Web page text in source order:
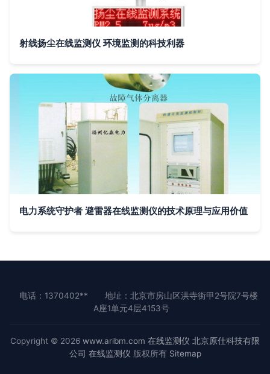
射线扬尘在线监测仪 环境监测的科技利器
电力系统守护者 避雷器在线监测仪的技术原理与应用价值
电话：1370402**
地址：北京市房山区洪寺街甲2号院7号楼
A座1单元4层4153号
Copyright © 2026 www.aribm.com 在线监测仪 北京原仕科技有限
公司 在线监测仪 版权所有 Sitemap